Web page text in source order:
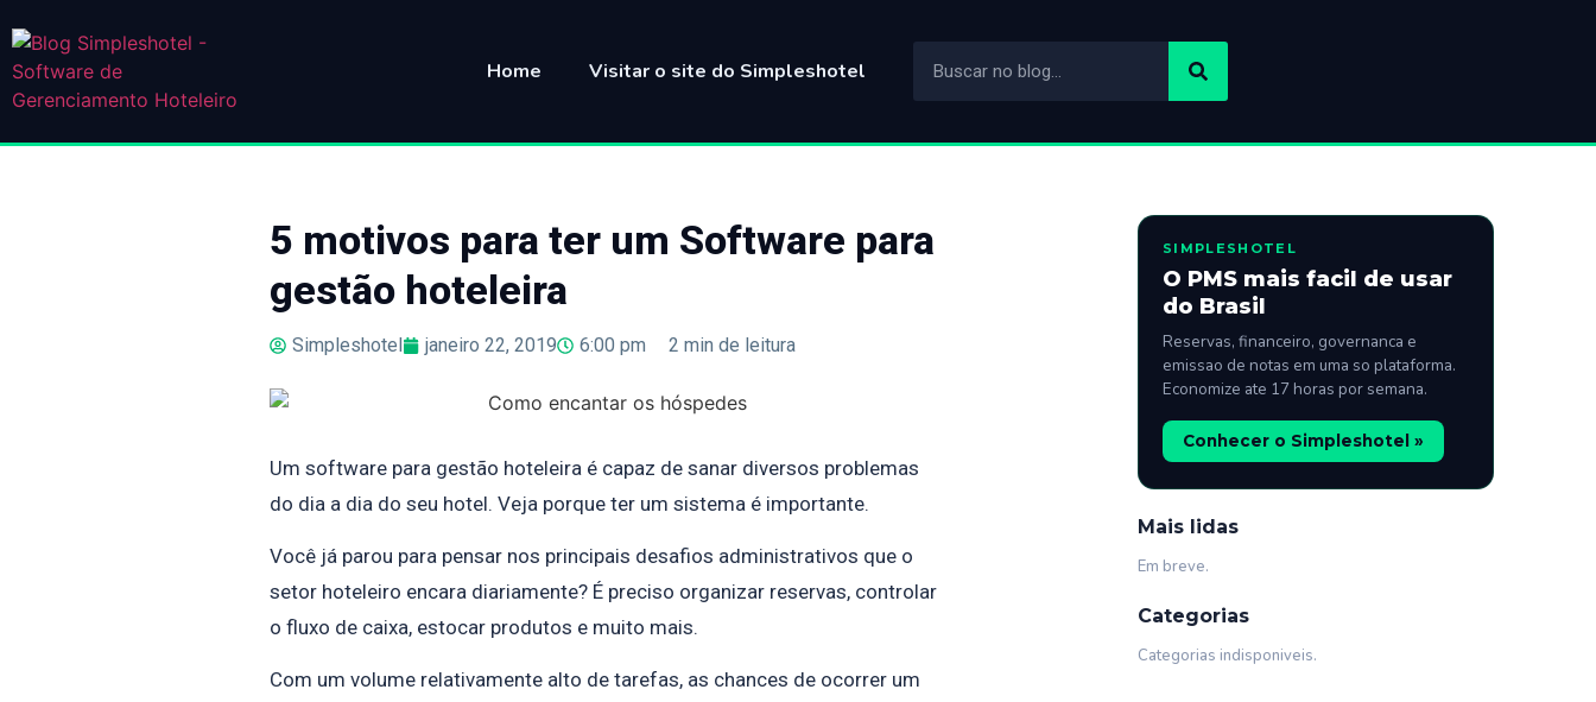
Home Visitar o site do Simpleshotel
5 motivos para ter um Software para
gestão hoteleira
Simpleshotel janeiro 22, 2019 6:00 pm 2 min de leitura
Um software para gestão hoteleira é capaz de sanar diversos problemas
do dia a dia do seu hotel. Veja porque ter um sistema é importante.
Você já parou para pensar nos principais desafios administrativos que o
setor hoteleiro encara diariamente? É preciso organizar reservas, controlar
o fluxo de caixa, estocar produtos e muito mais.
Com um volume relativamente alto de tarefas, as chances de ocorrer um
SIMPLESHOTEL
O PMS mais facil de usar
do Brasil
Reservas, financeiro, governanca e
emissao de notas em uma so plataforma.
Economize ate 17 horas por semana.
Conhecer o Simpleshotel »
Mais lidas
Em breve.
Categorias
Categorias indisponiveis.